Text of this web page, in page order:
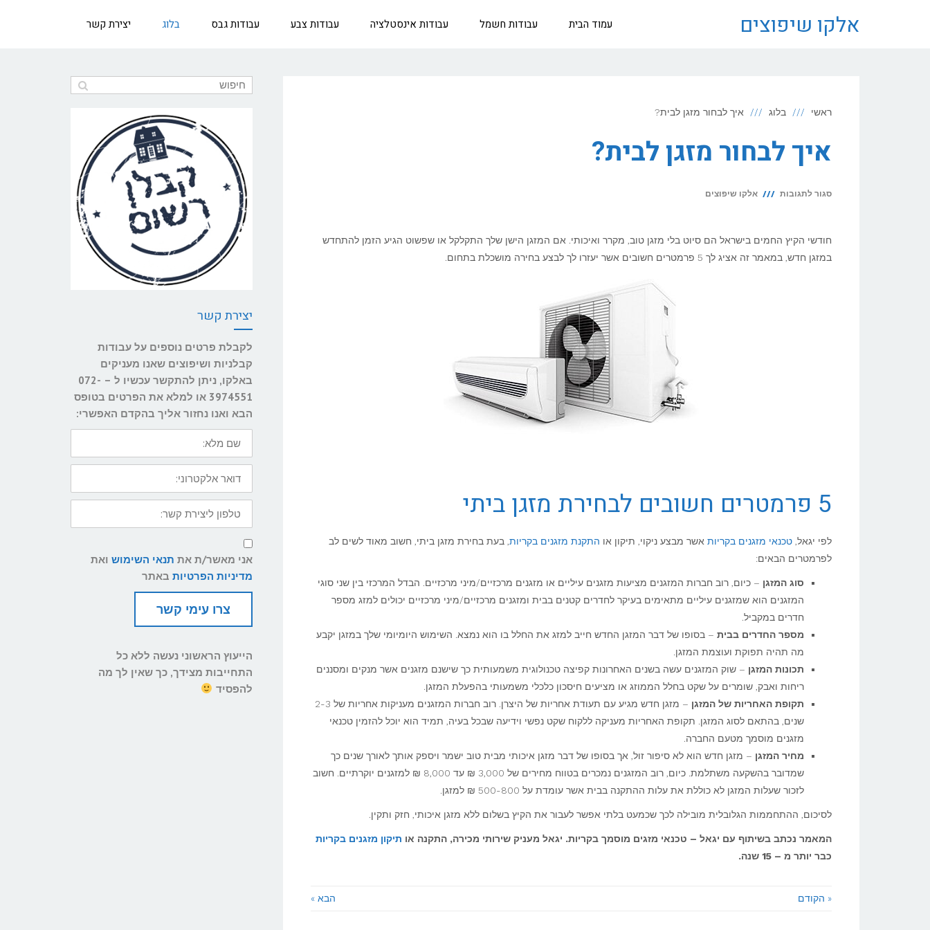
אלקו שיפוצים עמוד הבית עבודות חשמל עבודות אינסטלציה עבודות צבע עבודות גבס בלוג יצירת קשר
ראשי בלוג איך לבחור מזגן לבית?
איך לבחור מזגן לבית?
סגור לתגובות על
מזגן
אלקו שיפוצים
חודשי הקיץ החמים בישראל הם סיוט בלי מזגן טוב, מקרר ואיכותי. אם המזגן הישן שלך התקלקל או שפשוט הגיע הזמן להתחדש
במזגן חדש, במאמר זה אציג לך 5 פרמטרים חשובים אשר יעזרו לך לבצע בחירה מושכלת בתחום.
5 פרמטרים חשובים לבחירת מזגן ביתי
לפי יגאל, טכנאי מזגנים בקריות אשר מבצע ניקוי, תיקון או התקנת מזגנים בקריות , בעת בחירת מזגן ביתי, חשוב מאוד לשים לב
לפרמטרים הבאים:
סוג המזגן – כיום, רוב חברות המזגנים מציעות מזגנים עיליים או מזגנים מרכזיים/מיני מרכזיים. הבדל המרכזי בין שני סוגי
המזגנים הוא שמזגנים עיליים מתאימים בעיקר לחדרים קטנים בבית ומזגנים מרכזיים/מיני מרכזיים יכולים למזג מספר
חדרים במקביל.
מספר החדרים בבית – בסופו של דבר המזגן החדש חייב למזג את החלל בו הוא נמצא. השימוש היומיומי שלך במזגן יקבע
מה תהיה תפוקת ועוצמת המזגן.
תכונות המזגן – שוק המזגנים עשה בשנים האחרונות קפיצה טכנולוגית משמעותית כך שישנם מזגנים אשר מנקים ומסננים
ריחות ואבק, שומרים על שקט בחלל הממוזג או מציעים חיסכון כלכלי משמעותי בהפעלת המזגן.
תקופת האחריות של המזגן
– מזגן חדש מגיע עם תעודת אחריות של היצרן. רוב חברות המזגנים מעניקות אחריות של 2-3
שנים, בהתאם לסוג המזגן. תקופת האחריות מעניקה ללקוח שקט נפשי וידיעה שבכל בעיה, תמיד הוא יוכל להזמין טכנאי
מזגנים מוסמך מטעם החברה.
מחיר המזגן – מזגן חדש הוא לא סיפור זול, אך בסופו של דבר מזגן איכותי מבית טוב ישמר ויספק אותך לאורך שנים כך
שמדובר בהשקעה משתלמת. כיום, רוב המזגנים נמכרים בטווח מחירים של 3,000 ₪ עד 8,000 ₪ למזגנים יוקרתיים. חשוב
לזכור שעלות המזגן לא כוללת את עלות ההתקנה בבית אשר עומדת על 500-800 ₪ למזגן.
לסיכום, ההתחממות הגלובלית מובילה לכך שכמעט בלתי אפשר לעבור את הקיץ בשלום ללא מזגן איכותי, חזק ותקין.
המאמר נכתב בשיתוף עם יגאל – טכנאי מזגים מוסמך בקריות. יגאל מעניק שירותי מכירה, התקנה או תיקון מזגנים בקריות
כבר יותר מ – 15 שנה.
« הקודם הבא »
יצירת קשר
לקבלת פרטים נוספים על עבודות
קבלניות ושיפוצים שאנו מעניקים
באלקו, ניתן להתקשר עכשיו ל – 072-
3974551 או למלא את הפרטים בטופס
הבא ואנו נחזור אליך בהקדם האפשרי:
שם
מלא:
דואר
אלקטרוני:
טלפון
ליצירת
קשר:
תנאי
שימוש
ומדיניות
אני מאשר/ת את תנאי השימוש ואת
מדיניות הפרטיות באתר
צרו עימי קשר
הייעוץ הראשוני נעשה ללא כל
התחייבות מצידך, כך שאין לך מה
להפסיד